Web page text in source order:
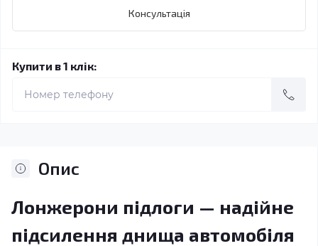
Консультація
Купити в 1 клік:
Опис
Лонжерони підлоги — надійне
підсилення днища автомобіля